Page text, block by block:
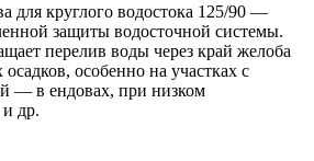
для круглого водостока 125/90 —
защиты водосточной системы.
перелив воды через край желоба
особенно на участках с
— в ендовах, при низком
др.